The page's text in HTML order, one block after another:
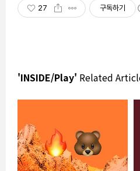
27 구독하기
'INSIDE/Play' Related